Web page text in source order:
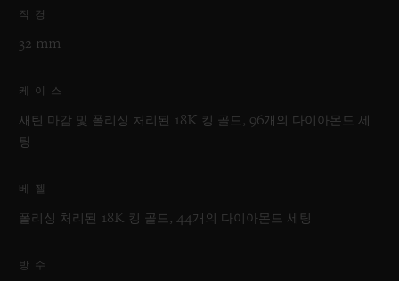
직경
32 mm
케이스
새틴 마감 및 폴리싱 처리된 18K 킹 골드, 96개의 다이아몬드 세
팅
베젤
폴리싱 처리된 18K 킹 골드, 44개의 다이아몬드 세팅
방수